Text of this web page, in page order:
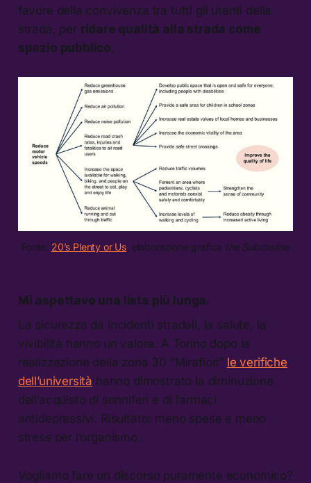
favore della convivenza tra tutti gli utenti della
strada, per ridare qualità alla strada come
spazio pubblico.
Fonte: 20’s Plenty or Us , elaborazione grafica the Submarine
Mi aspettavo una lista più lunga.
La sicurezza da incidenti stradali, la salute, la
vivibilità hanno un valore. A Torino dopo la
realizzazione della zona 30 “Mirafiori” le verifiche
dell’università hanno dimostrato la diminuzione
dell’acquisto di sonniferi e di farmaci
antidepressivi. Risultato: meno spese e meno
stress per l’organismo.
Vogliamo fare un discorso puramente economico?